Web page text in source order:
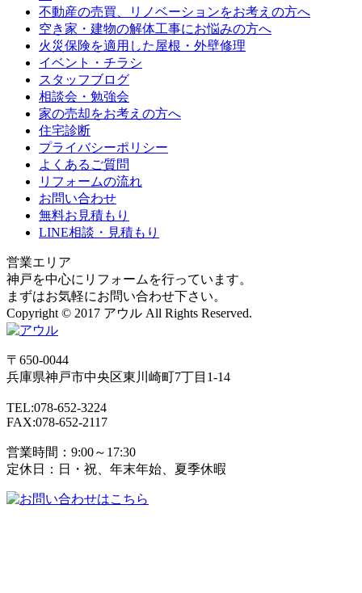
不動産の売買、リノベーションをお考えの方へ
空き家・建物の解体工事にお悩みの方へ
火災保険を適用した屋根・外壁修理
イベント・チラシ
スタッフブログ
相談会・勉強会
家の売却をお考えの方へ
住宅診断
プライバシーポリシー
よくあるご質問
リフォームの流れ
お問い合わせ
無料お見積もり
LINE相談・見積もり
営業エリア
神戸を中心にリフォームを行っています。
まずはお気軽にお問い合わせ下さい。
Copyright © 2017 アウル All Rights Reserved.
〒650-0044
兵庫県神戸市中央区東川崎町7丁目1-14
TEL:078-652-3224
FAX:078-652-2117
営業時間：9:00～17:30
定休日：日・祝、年末年始、夏季休暇